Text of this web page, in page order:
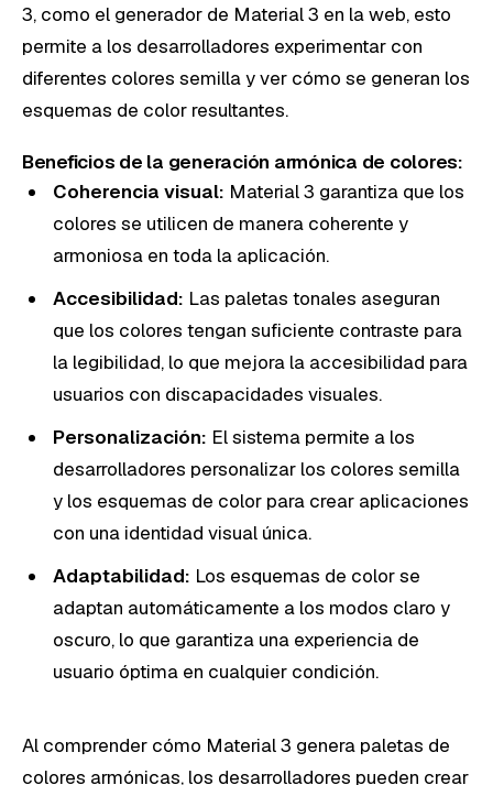
3, como el generador de Material 3 en la web, esto
permite a los desarrolladores experimentar con
diferentes colores semilla y ver cómo se generan los
esquemas de color resultantes.
Beneficios de la generación armónica de colores:
Coherencia visual: Material 3 garantiza que los
colores se utilicen de manera coherente y
armoniosa en toda la aplicación.
Accesibilidad: Las paletas tonales aseguran
que los colores tengan suficiente contraste para
la legibilidad, lo que mejora la accesibilidad para
usuarios con discapacidades visuales.
Personalización: El sistema permite a los
desarrolladores personalizar los colores semilla
y los esquemas de color para crear aplicaciones
con una identidad visual única.
Adaptabilidad: Los esquemas de color se
adaptan automáticamente a los modos claro y
oscuro, lo que garantiza una experiencia de
usuario óptima en cualquier condición.
Al comprender cómo Material 3 genera paletas de
colores armónicas, los desarrolladores pueden crear